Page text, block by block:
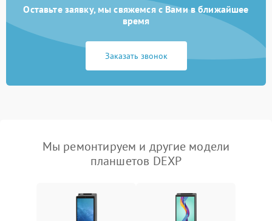
Оставьте заявку, мы свяжемся с Вами в ближайшее
время
Заказать звонок
Мы ремонтируем и другие модели
планшетов DEXP